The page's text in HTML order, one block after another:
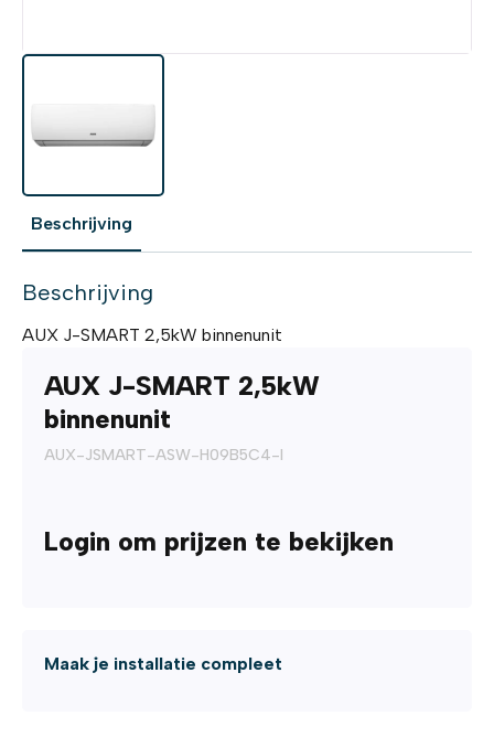
Beschrijving
Beschrijving
AUX J-SMART 2,5kW binnenunit
AUX J-SMART 2,5kW
binnenunit
AUX-JSMART-ASW-H09B5C4-I
Login om prijzen te bekijken
Maak je installatie compleet